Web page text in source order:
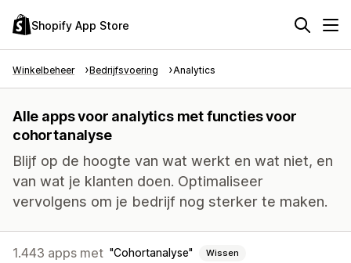
Shopify App Store
Winkelbeheer Bedrijfsvoering Analytics
Alle apps voor analytics met functies voor
cohortanalyse
Blijf op de hoogte van wat werkt en wat niet, en
van wat je klanten doen. Optimaliseer
vervolgens om je bedrijf nog sterker te maken.
1.443 apps met Cohortanalyse Wissen